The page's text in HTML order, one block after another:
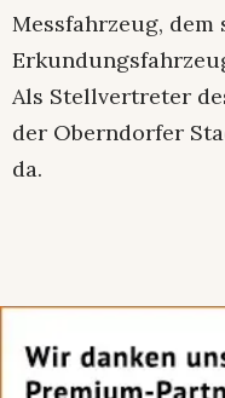
Messfahrzeug, dem
Als Stellvertreter
der Oberndorfer
da.